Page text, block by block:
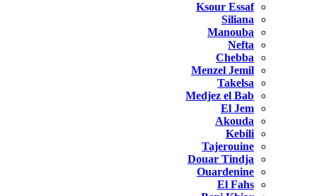
Ksour Essaf
Siliana
Manouba
Nefta
Chebba
Menzel Jemil
Takelsa
Medjez el Bab
El Jem
Akouda
Kebili
Tajerouine
Douar Tindja
Ouardenine
El Fahs